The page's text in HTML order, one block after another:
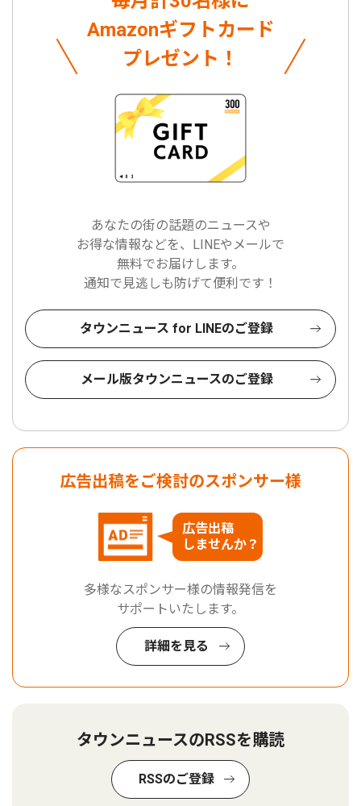
Amazonギフトカード
プレゼント！
あなたの街の話題のニュースや
お得な情報などを、LINEやメールで
無料でお届けします。
通知で見逃しも防げて便利です！
タウンニュース for LINEのご登録
メール版タウンニュースのご登録
広告出稿をご検討のスポンサー様
広告出稿
しませんか？
多様なスポンサー様の情報発信を
サポートいたします。
詳細を見る
タウンニュースのRSSを購読
RSSのご登録